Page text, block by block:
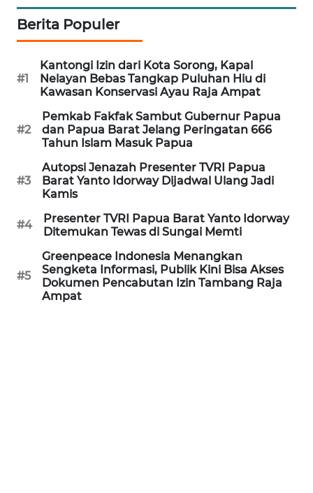
Berita Populer
#1
Kantongi Izin dari Kota Sorong, Kapal
Nelayan Bebas Tangkap Puluhan Hiu di
Kawasan Konservasi Ayau Raja Ampat
#2
Pemkab Fakfak Sambut Gubernur Papua
dan Papua Barat Jelang Peringatan 666
Tahun Islam Masuk Papua
#3
Autopsi Jenazah Presenter TVRI Papua
Barat Yanto Idorway Dijadwal Ulang Jadi
Kamis
#4
Presenter TVRI Papua Barat Yanto Idorway
Ditemukan Tewas di Sungai Memti
#5
Greenpeace Indonesia Menangkan
Sengketa Informasi, Publik Kini Bisa Akses
Dokumen Pencabutan Izin Tambang Raja
Ampat
MAJALENGKA
WN
SUBANG
WN
SUKABUMI
WN
PURWAKARTA
WN
PRIANGAN
TIMUR
WN
SEMARANG